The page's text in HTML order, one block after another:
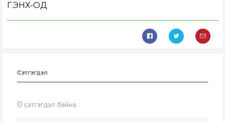
Г.ЭНХ-ОД
Сэтгэгдэл
0 сэтгэгдэл байна